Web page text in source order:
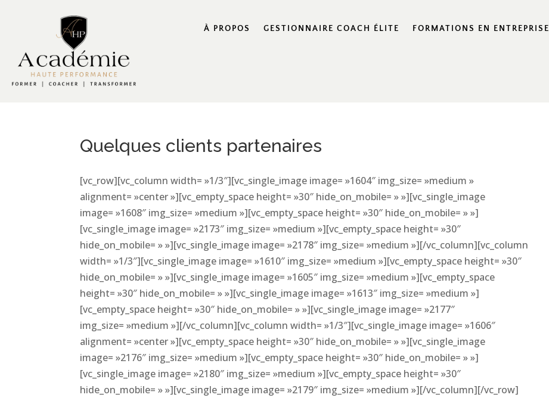
À PROPOS GESTIONNAIRE COACH ÉLITE FORMATIONS EN ENTREPRISE
Quelques clients partenaires
[vc_row][vc_column width= »1/3″][vc_single_image image= »1604″ img_size= »medium »
alignment= »center »][vc_empty_space height= »30″ hide_on_mobile= » »][vc_single_image
image= »1608″ img_size= »medium »][vc_empty_space height= »30″ hide_on_mobile= » »]
[vc_single_image image= »2173″ img_size= »medium »][vc_empty_space height= »30″
hide_on_mobile= » »][vc_single_image image= »2178″ img_size= »medium »][/vc_column][vc_column
width= »1/3″][vc_single_image image= »1610″ img_size= »medium »][vc_empty_space height= »30″
hide_on_mobile= » »][vc_single_image image= »1605″ img_size= »medium »][vc_empty_space
height= »30″ hide_on_mobile= » »][vc_single_image image= »1613″ img_size= »medium »]
[vc_empty_space height= »30″ hide_on_mobile= » »][vc_single_image image= »2177″
img_size= »medium »][/vc_column][vc_column width= »1/3″][vc_single_image image= »1606″
alignment= »center »][vc_empty_space height= »30″ hide_on_mobile= » »][vc_single_image
image= »2176″ img_size= »medium »][vc_empty_space height= »30″ hide_on_mobile= » »]
[vc_single_image image= »2180″ img_size= »medium »][vc_empty_space height= »30″
hide_on_mobile= » »][vc_single_image image= »2179″ img_size= »medium »][/vc_column][/vc_row]